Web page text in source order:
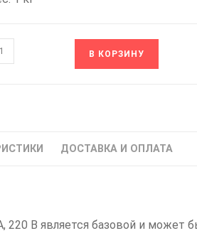
В КОРЗИНУ
ДОСТАВКА И ОПЛАТА
В является базовой и может